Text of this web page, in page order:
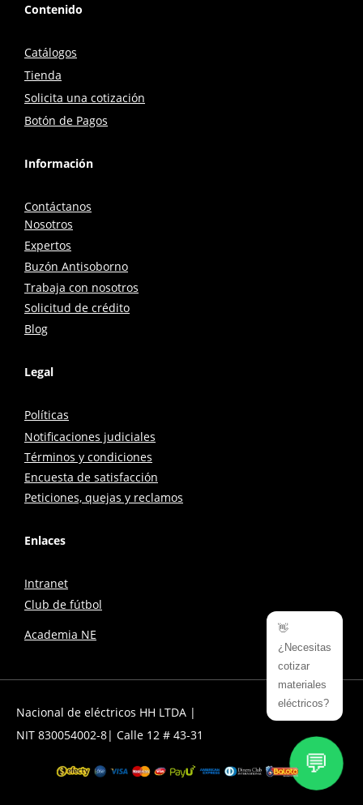
Contenido
Catálogos
Tienda
Solicita una cotización
Botón de Pagos
Información
Contáctanos
Nosotros
Expertos
Buzón Antisoborno
Trabaja con nosotros
Solicitud de crédito
Blog
Legal
Políticas
Notificaciones judiciales
Términos y condiciones
Encuesta de satisfacción
Peticiones, quejas y reclamos
Enlaces
Intranet
Club de fútbol
Academia NE
👋
¿Necesitas
cotizar
materiales
eléctricos?
💬
Nacional de eléctricos HH LTDA |
NIT 830054002-8| Calle 12 # 43-31